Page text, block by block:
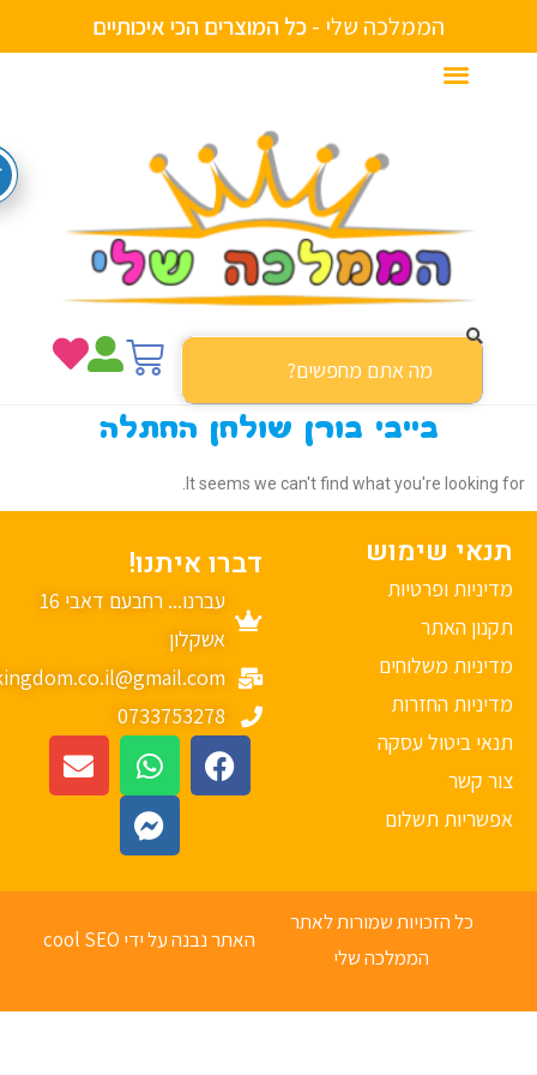
הממלכה שלי -כלהמו צריםהכי איכותיים
בייבי בורן שולחן החתלה
It seems we can't find what you're looking
שימוש
ופרטיות
האתר
משלוחים
החזרות
ביטול עסקה
קשר
תשלום
דברו איתנו!
עברנו... רחבעם דאבי 16
אשקלון
mykingdom.co.il@gmail.com
0733753278
כל הזכויות שמורות לאתר
הממלכה שלי
האתר נבנה על ידי cool SEO